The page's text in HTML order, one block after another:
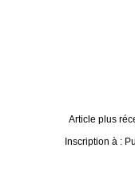
Article plus
Inscription à :